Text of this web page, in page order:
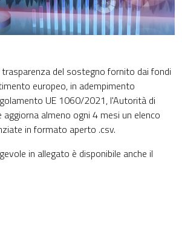
del sostegno fornito dai fondi
europeo, in adempimento
UE 1060/2021, l'Autorità di
almeno ogni 4 mesi un elenco
in formato aperto .csv.
in allegato è disponibile anche il